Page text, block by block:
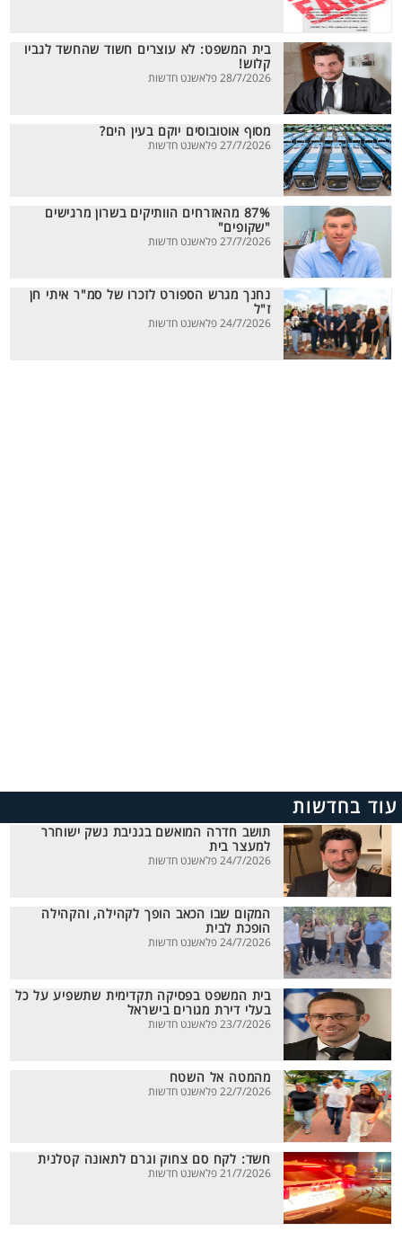
בית המשפט: לא עוצרים חשוד שהחשד לגביו
קלוש!
28/7/2026 פלאשנט חדשות
מסוף אוטובוסים יוקם בעין הים?
27/7/2026 פלאשנט חדשות
87% מהאזרחים הוותיקים בשרון מרגישים
"שקופים"
27/7/2026 פלאשנט חדשות
נחנך מגרש הספורט לזכרו של סמ"ר איתי חן
ז"ל
24/7/2026 פלאשנט חדשות
עוד בחדשות
תושב חדרה המואשם בגניבת נשק ישוחרר
למעצר בית
24/7/2026 פלאשנט חדשות
המקום שבו הכאב הופך לקהילה, והקהילה
הופכת לבית
24/7/2026 פלאשנט חדשות
בית המשפט בפסיקה תקדימית שתשפיע על כל
בעלי דירת מגורים בישראל
23/7/2026 פלאשנט חדשות
מהמטה אל השטח
22/7/2026 פלאשנט חדשות
חשד: לקח סם צחוק וגרם לתאונה קטלנית
21/7/2026 פלאשנט חדשות